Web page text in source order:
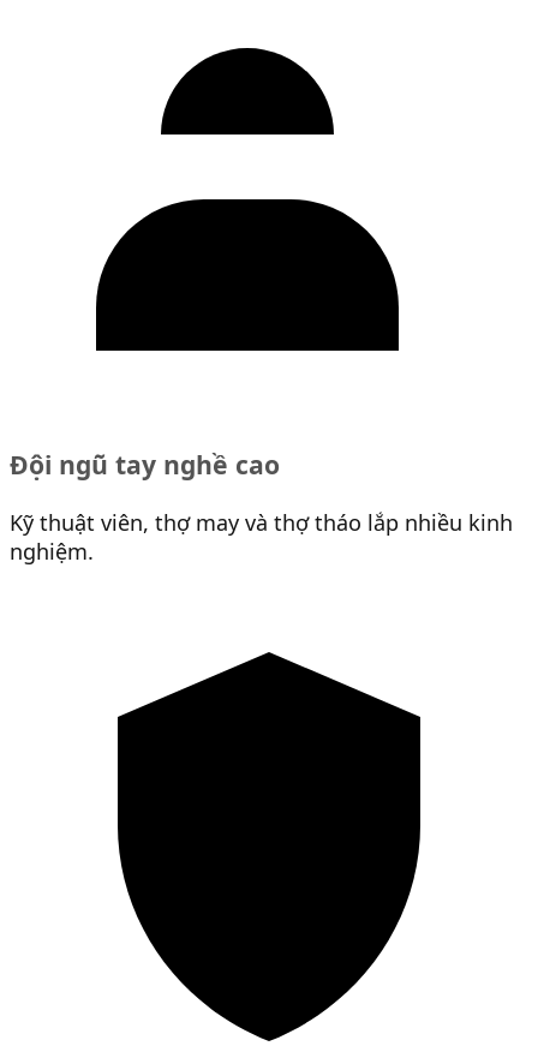
Đội ngũ tay nghề cao
Kỹ thuật viên, thợ may và thợ tháo lắp nhiều kinh
nghiệm.